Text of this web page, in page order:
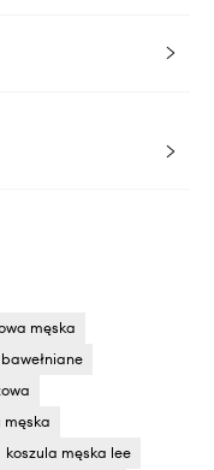
męska
męska
koszula męska lee